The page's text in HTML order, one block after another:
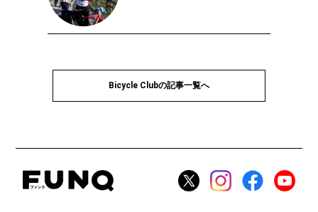
Bicycle Clubの記事一覧へ